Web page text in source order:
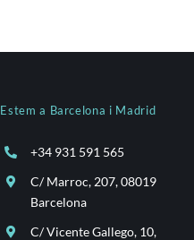
Estem a Barcelona i Madrid
+34 931 591 565
C/ Marroc, 207, 08019
Barcelona
C/ Vicente Gallego, 10,